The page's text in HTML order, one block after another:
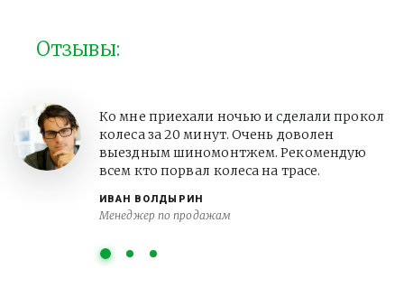
Отзывы:
ИВАН ВОЛДЫРИН
Менеджер по продажам
Ко мне приехали ночью и сделали прокол
колеса за 20 минут. Очень доволен
выездным шиномонтжем. Рекомендую
всем кто порвал колеса на трасе.